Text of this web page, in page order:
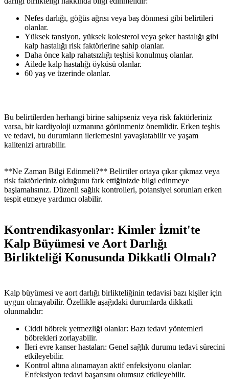
Nefes darlığı, göğüs ağrısı veya baş dönmesi gibi belirtileri
olanlar.
Yüksek tansiyon, yüksek kolesterol veya şeker hastalığı gibi
kalp hastalığı risk faktörlerine sahip olanlar.
Daha önce kalp rahatsızlığı teşhisi konulmuş olanlar.
Ailede kalp hastalığı öyküsü olanlar.
60 yaş ve üzerinde olanlar.
Bu belirtilerden herhangi birine sahipseniz veya risk faktörleriniz
varsa, bir kardiyoloji uzmanına görünmeniz önemlidir. Erken teşhis
ve tedavi, bu durumların ilerlemesini yavaşlatabilir ve yaşam
kalitenizi artırabilir.
**Ne Zaman Bilgi Edinmeli?** Belirtiler ortaya çıkar çıkmaz veya
risk faktörleriniz olduğunu fark ettiğinizde bilgi edinmeye
başlamalısınız. Düzenli sağlık kontrolleri, potansiyel sorunları erken
tespit etmeye yardımcı olabilir.
Kontrendikasyonlar: Kimler İzmit'te
Kalp Büyümesi ve Aort Darlığı
Birlikteliği Konusunda Dikkatli Olmalı?
Kalp büyümesi ve aort darlığı birlikteliğinin tedavisi bazı kişiler için
uygun olmayabilir. Özellikle aşağıdaki durumlarda dikkatli
olunmalıdır:
Ciddi böbrek yetmezliği olanlar: Bazı tedavi yöntemleri
böbrekleri zorlayabilir.
İleri evre kanser hastaları: Genel sağlık durumu tedavi sürecini
etkileyebilir.
Kontrol altına alınamayan aktif enfeksiyonu olanlar:
Enfeksiyon tedavi başarısını olumsuz etkileyebilir.